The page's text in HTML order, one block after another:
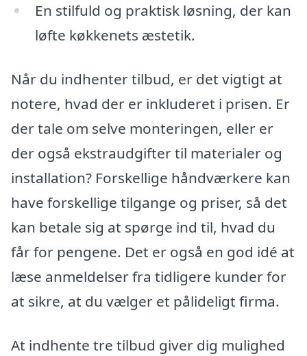
En stilfuld og praktisk løsning, der kan
løfte køkkenets æstetik.
Når du indhenter tilbud, er det vigtigt at
notere, hvad der er inkluderet i prisen. Er
der tale om selve monteringen, eller er
der også ekstraudgifter til materialer og
installation? Forskellige håndværkere kan
have forskellige tilgange og priser, så det
kan betale sig at spørge ind til, hvad du
får for pengene. Det er også en god idé at
læse anmeldelser fra tidligere kunder for
at sikre, at du vælger et pålideligt firma.
At indhente tre tilbud giver dig mulighed